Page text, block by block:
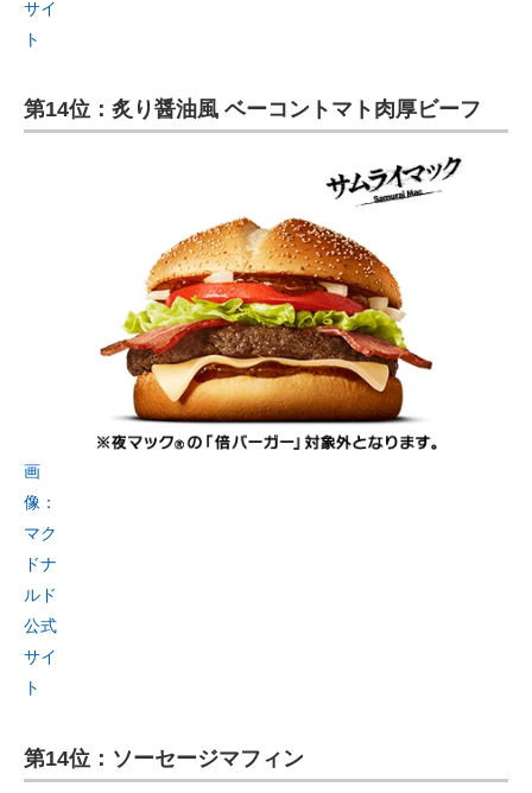
サイ
ト
第14位：炙り醤油風 ベーコントマト肉厚ビーフ
画
像：
マク
ドナ
ルド
公式
サイ
ト
第14位：ソーセージマフィン